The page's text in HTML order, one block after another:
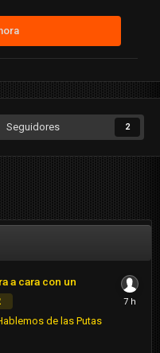
Seguidores 2
a cara con un
de las Putas